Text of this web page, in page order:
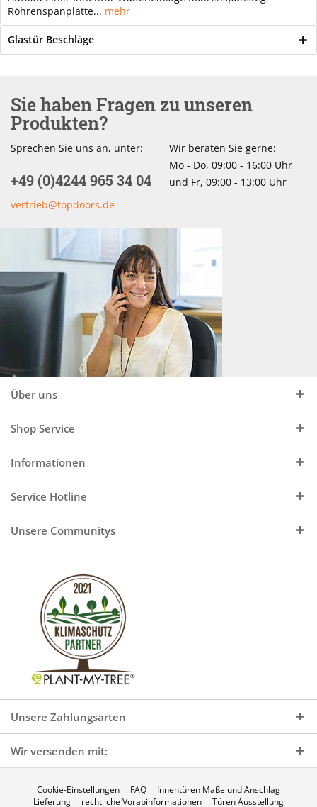
Röhrenspanplatte... mehr
Glastür Beschläge
Sie haben Fragen zu unseren
Produkten?
Sprechen Sie uns an, unter:
+49 (0)4244 965 34 04
vertrieb@topdoors.de
Wir beraten Sie gerne:
Mo - Do, 09:00 - 16:00 Uhr
und Fr, 09:00 - 13:00 Uhr
Über uns
Shop Service
Informationen
Service Hotline
Unsere Communitys
Unsere Zahlungsarten
Wir versenden mit:
Cookie-Einstellungen FAQ
Innentüren Maße und Anschlag
Lieferung
rechtliche Vorabinformationen Türen Ausstellung